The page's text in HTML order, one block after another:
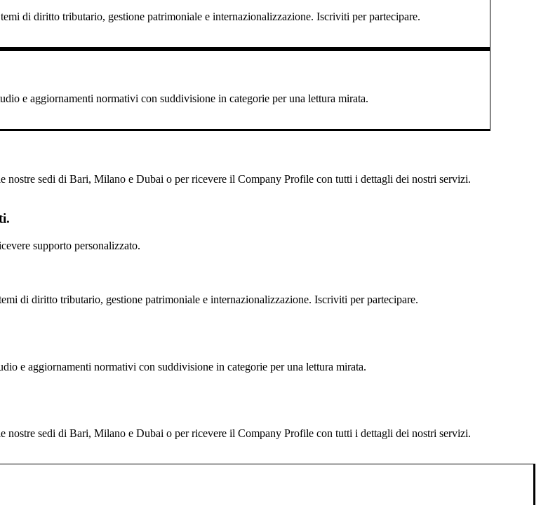
di diritto tributario, gestione patrimoniale e internazionalizzazione. Iscriviti per partecipare.
e aggiornamenti normativi con suddivisione in categorie per una lettura mirata.
nostre sedi di Bari, Milano e Dubai o per ricevere il Company Profile con tutti i dettagli dei nostri servizi.
supporto personalizzato.
di diritto tributario, gestione patrimoniale e internazionalizzazione. Iscriviti per partecipare.
e aggiornamenti normativi con suddivisione in categorie per una lettura mirata.
nostre sedi di Bari, Milano e Dubai o per ricevere il Company Profile con tutti i dettagli dei nostri servizi.